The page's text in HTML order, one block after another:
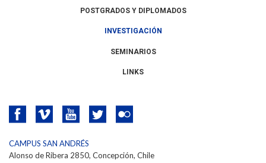
POSTGRADOS Y DIPLOMADOS
INVESTIGACIÓN
SEMINARIOS
LINKS
CAMPUS SAN ANDRÉS
Alonso de Ribera 2850, Concepción, Chile